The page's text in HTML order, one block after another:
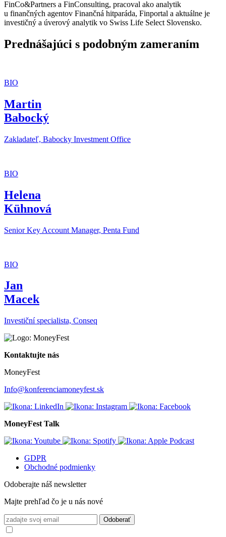
FinCo&Partners a FinConsulting, pracoval ako analytik
u finančných agentov Finančná hitparáda, Finportal a aktuálne je
investičný a úverový analytik vo Swiss Life Select Slovensko.
Prednášajúci s podobným zameraním
BIO
Martin
Babocký
Zakladateľ, Babocky Investment Office
BIO
Helena
Kühnová
Senior Key Account Manager, Penta Fund
BIO
Jan
Macek
Investiční specialista, Conseq
Kontaktujte nás
MoneyFest
Info@konferenciamoneyfest.sk
MoneyFest Talk
GDPR
Obchodné podmienky
Odoberajte náš newsletter
Majte prehľad čo je u nás nové
Odoberať